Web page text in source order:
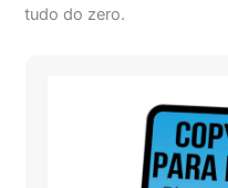
tudo do zero.